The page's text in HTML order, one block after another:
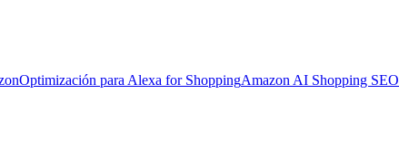
Optimización para Alexa for ShoppingAmazon AI Shopping SEO